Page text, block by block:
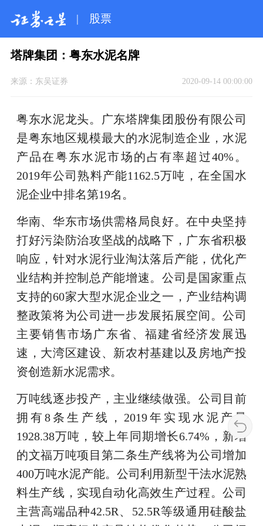
| 股票
塔牌集团：粤东水泥名牌
来源： 东吴证券 2020-09-14 00:00:00
粤东水泥龙头。广东塔牌集团股份有限公司
是粤东地区规模最大的水泥制造企业，水泥
产品在粤东水泥市场的占有率超过40%。
2019年公司熟料产能1162.5万吨，在全国水
泥企业中排名第19名。
华南、华东市场供需格局良好。在中央坚持
打好污染防治攻坚战的战略下，广东省积极
响应，针对水泥行业淘汰落后产能，优化产
业结构并控制总产能增速。公司是国家重点
支持的60家大型水泥企业之一，产业结构调
整政策将为公司进一步发展拓展空间。公司
主要销售市场广东省、福建省经济发展迅
速，大湾区建设、新农村基建以及房地产投
资创造新水泥需求。
万吨线逐步投产，主业继续做强。公司目前
拥有8条生产线，2019年实现水泥产量
1928.38万吨，较上年同期增长6.74%，新增
的文福万吨项目第二条生产线将为公司增加
400万吨水泥产能。公司利用新型干法水泥熟
料生产线，实现自动化高效生产过程。公司
主营高端品种42.5R、52.5R等级通用硅酸盐